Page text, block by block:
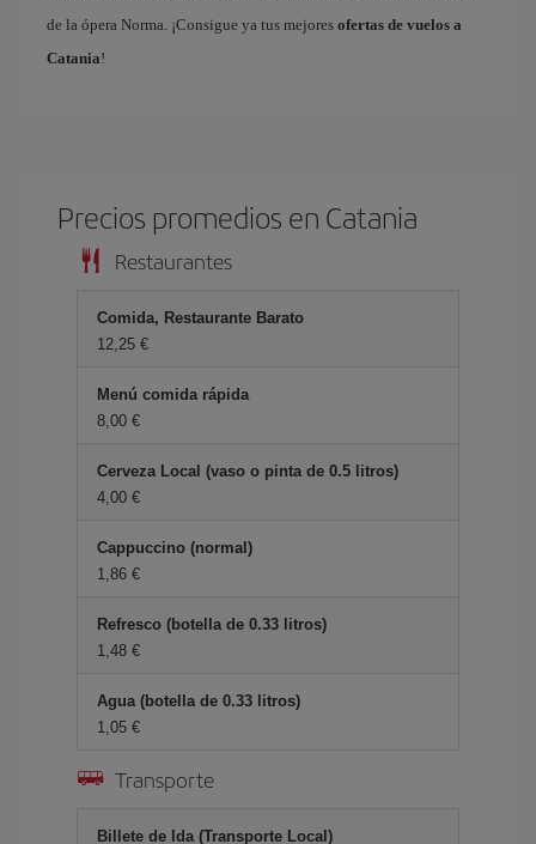
de la ópera Norma. ¡Consigue ya tus mejores ofertas de vuelos a
Catania!
Precios promedios en Catania
Restaurantes
Comida, Restaurante Barato
12,25 €
Menú comida rápida
8,00 €
Cerveza Local (vaso o pinta de 0.5 litros)
4,00 €
Cappuccino (normal)
1,86 €
Refresco (botella de 0.33 litros)
1,48 €
Agua (botella de 0.33 litros)
1,05 €
Transporte
Billete de Ida (Transporte Local)